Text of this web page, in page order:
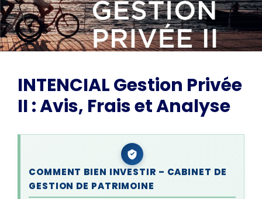
INTENCIAL Gestion Privée
II : Avis, Frais et Analyse
COMMENT BIEN INVESTIR – CABINET DE
GESTION DE PATRIMOINE